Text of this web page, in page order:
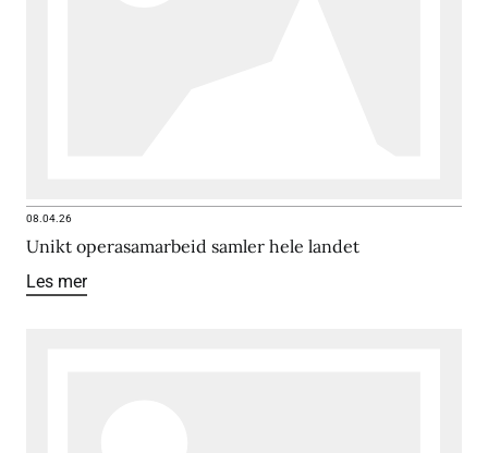
08.04.26
Unikt operasamarbeid samler hele landet
Les mer